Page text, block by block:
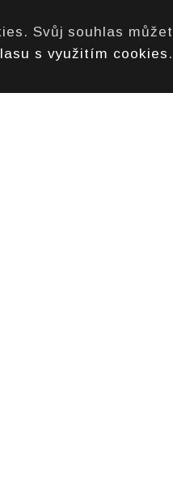
Svůj souhlas
s využitím cookies .